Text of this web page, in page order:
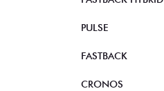
PULSE
FASTBACK
CRONOS